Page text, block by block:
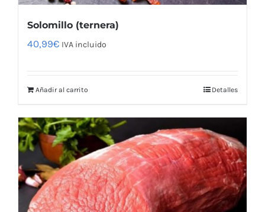
Solomillo (ternera)
40,99€ IVA incluido
Añadir al carrito Detalles